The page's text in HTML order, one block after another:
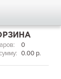
0
0.00 р.